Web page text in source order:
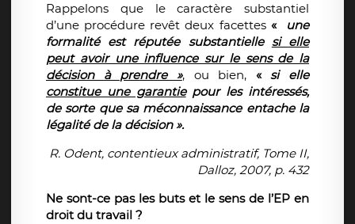
Rappelons que le caractère substantiel
d’une procédure revêt deux facettes «
une
formalité est réputée substantielle si elle
peut avoir une influence sur le sens de la
décision à prendre », ou bien, «si elle
constitue une garantiepour les intéressés,
de sorte que sa méconnaissance entache la
légalité de la décision ».
R. Odent, contentieux administratif, Tome II,
Dalloz, 2007, p. 432
Ne sont-ce pas les buts et le sens de l’EP en
droit du travail ?